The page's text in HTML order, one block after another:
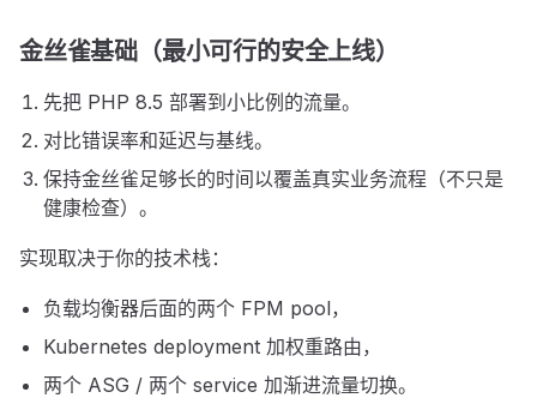
金丝雀基础（最小可行的安全上线）
先把 PHP 8.5 部署到小比例的流量。
对比错误率和延迟与基线。
保持金丝雀足够长的时间以覆盖真实业务流程（不只是
健康检查）。
实现取决于你的技术栈：
负载均衡器后面的两个 FPM pool，
Kubernetes deployment 加权重路由，
两个 ASG / 两个 service 加渐进流量切换。